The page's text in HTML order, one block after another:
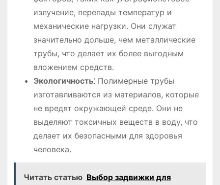
излучение, перепады температур и
механические нагрузки. Они служат
значительно дольше, чем металлические
трубы, что делает их более выгодным
вложением средств.
Экологичность⁚Полимерные трубы
изготавливаются из материалов, которые
не вредят окружающей среде. Они не
выделяют токсичных веществ в воду, что
делает их безопасными для здоровья
человека.
Читать статью Выбор задвижки для